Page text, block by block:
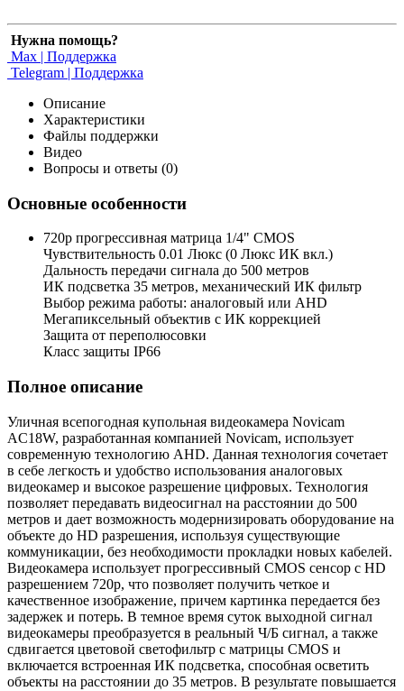
Нужна помощь?
Max | Поддержка
Telegram | Поддержка
Описание
Характеристики
Файлы поддержки
Видео
Вопросы и ответы (0)
Основные особенности
720p прогрессивная матрица 1/4" CMOS
Чувствительность 0.01 Люкс (0 Люкс ИК вкл.)
Дальность передачи сигнала до 500 метров
ИК подсветка 35 метров, механический ИК фильтр
Выбор режима работы: аналоговый или AHD
Мегапиксельный объектив с ИК коррекцией
Защита от переполюсовки
Класс защиты IP66
Полное описание
Уличная всепогодная купольная видеoкамера Novicam
AC18W, разработанная компанией Novicam, использует
современную технологию AHD. Данная технология сочетает
в себе легкость и удобство использования аналоговых
видеокамер и высокое разрешение цифровых. Технология
позволяет передавать видеосигнал на расстоянии до 500
метров и дает возможность модернизировать оборудование на
объекте до HD разрешения, используя существующие
коммуникации, без необходимости прокладки новых кабелей.
Видеокамера использует прогрессивный CMOS сенсор с HD
разрешением 720p, что позволяет получить четкое и
качественное изображение, причем картинка передается без
задержек и потерь. В темное время суток выходной сигнал
видеокамеры преобразуется в реальный Ч/Б сигнал, а также
сдвигается цветовой светофильтр с матрицы CMOS и
включается встроенная ИК подсветка, способная осветить
объекты на расстоянии до 35 метров. В результате повышается